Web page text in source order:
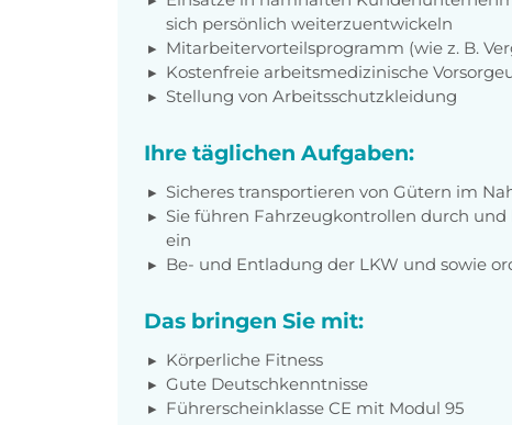
sich persönlich weiterzuentwickeln
Mitarbeitervorteilsprogramm (wie z. B.
Kostenfreie arbeitsmedizinische
Stellung von Arbeitsschutzkleidung
Ihre täglichen Aufgaben:
Sicheres transportieren von Gütern im
Sie führen Fahrzeugkontrollen durch
ein
Be- und Entladung der LKW und sowie
Das bringen Sie mit:
Körperliche Fitness
Gute Deutschkenntnisse
Führerscheinklasse CE mit Modul 95